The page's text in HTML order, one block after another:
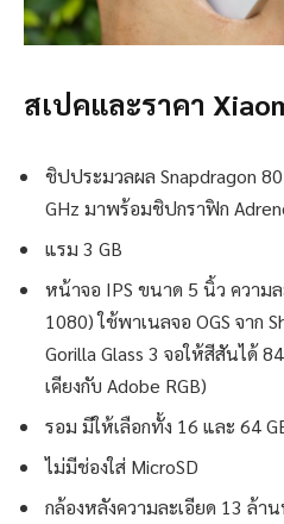
สเปคและราคา
ชิปประมวลผล Snapdragon
GHz มาพร้อมชิปกราฟิก
แรม 3 GB
หน้าจอ IPS ขนาด 5 นิ้ว ความ
1080) ใช้พาเนลจอ OGS จาก
Gorilla Glass 3 จอให้สีสันได้
เคียงกับ Adobe RGB)
รอม มีให้เลือกทั้ง 16 และ 64
ไม่มีช่องใส่ MicroSD
กล้องหลังความละเอียด 13 ล้า